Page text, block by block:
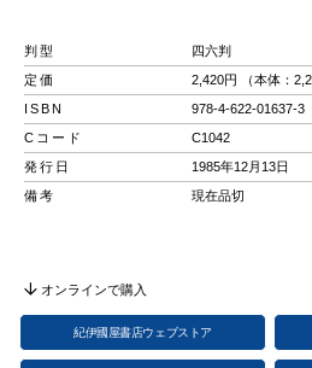
判型
四六判
定価
2,420円 （本体：
ISBN
978-4-622-01637-3
Cコード
C1042
発行日
1985年12月13日
備考
現在品切
オンラインで購入
紀伊國屋書店ウェブストア